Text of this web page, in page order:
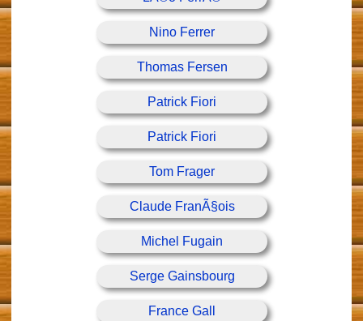
Nino Ferrer
Thomas Fersen
Patrick Fiori
Patrick Fiori
Tom Frager
Claude FranÃ§ois
Michel Fugain
Serge Gainsbourg
France Gall